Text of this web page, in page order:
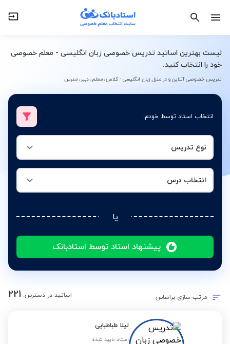
لیست بهترین اساتید تدریس خصوصی زبان انگلیسی - معلم خصوصی
خود را انتخاب کنید.
تدریس خصوصی آنلاین و در منزل زبان انگلیسی - کلاس، معلم، دبیر، مدرس
انتخاب استاد توسط خودم:
نوع تدریس
انتخاب درس
یا
پیشنهاد استاد توسط استادبانک
انتخاب درس
مرتب سازی براساس اساتید در دسترس: 221
لیلا طباطبایی
استاد تایید شده